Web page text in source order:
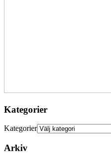
Kategorier
Kategorier
Arkiv